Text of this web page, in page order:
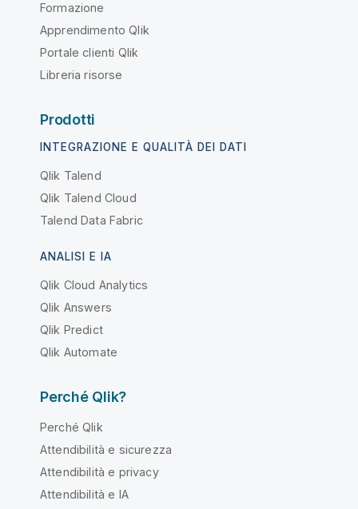
Formazione
Apprendimento Qlik
Portale clienti Qlik
Libreria risorse
Prodotti
INTEGRAZIONE E QUALITÀ DEI DATI
Qlik Talend
Qlik Talend Cloud
Talend Data Fabric
ANALISI E IA
Qlik Cloud Analytics
Qlik Answers
Qlik Predict
Qlik Automate
Perché Qlik?
Perché Qlik
Attendibilità e sicurezza
Attendibilità e privacy
Attendibilità e IA